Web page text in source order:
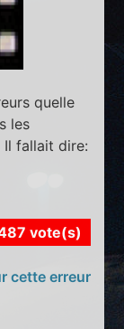
quelle
les
Il fallait dire:
vote(s)
cette erreur